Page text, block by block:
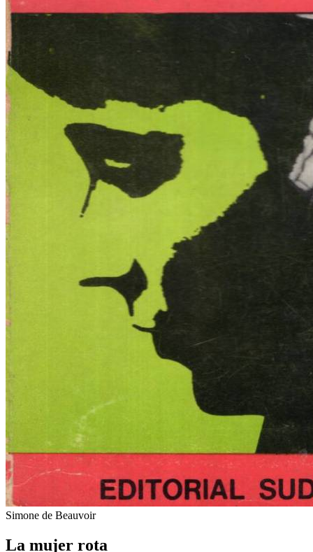
Simone de Beauvoir
La mujer rota